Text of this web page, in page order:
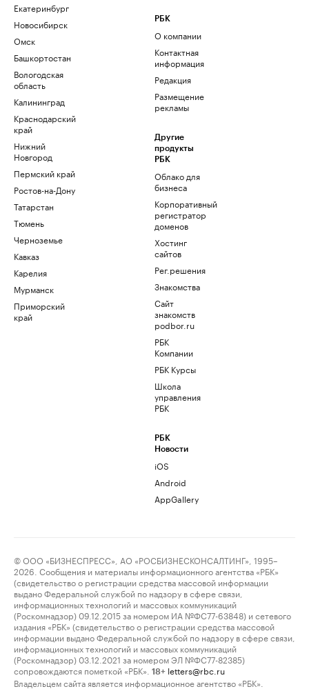
Екатеринбург
Новосибирск
Омск
Башкортостан
Вологодская
область
Калининград
Краснодарский
край
Нижний
Новгород
Пермский край
Ростов-на-Дону
Татарстан
Тюмень
Черноземье
Кавказ
Карелия
Мурманск
Приморский
край
РБК
О компании
Контактная
информация
Редакция
Размещение
рекламы
Другие
продукты
РБК
Облако для
бизнеса
Корпоративный
регистратор
доменов
Хостинг
сайтов
Рег.решения
Знакомства
Сайт
знакомств
podbor.ru
РБК
Компании
РБК Курсы
Школа
управления
РБК
РБК
Новости
iOS
Android
AppGallery
© ООО «БИЗНЕСПРЕСС», АО «РОСБИЗНЕСКОНСАЛТИНГ», 1995–
2026. Сообщения и материалы информационного агентства «РБК»
(свидетельство о регистрации средства массовой информации
выдано Федеральной службой по надзору в сфере связи,
информационных технологий и массовых коммуникаций
(Роскомнадзор) 09.12.2015 за номером ИА №ФС77-63848) и сетевого
издания «РБК» (свидетельство о регистрации средства массовой
информации выдано Федеральной службой по надзору в сфере связи,
информационных технологий и массовых коммуникаций
(Роскомнадзор) 03.12.2021 за номером ЭЛ №ФС77-82385)
сопровождаются пометкой «РБК».
18+ letters@rbc.ru
Владельцем сайта является информационное агентство «РБК».